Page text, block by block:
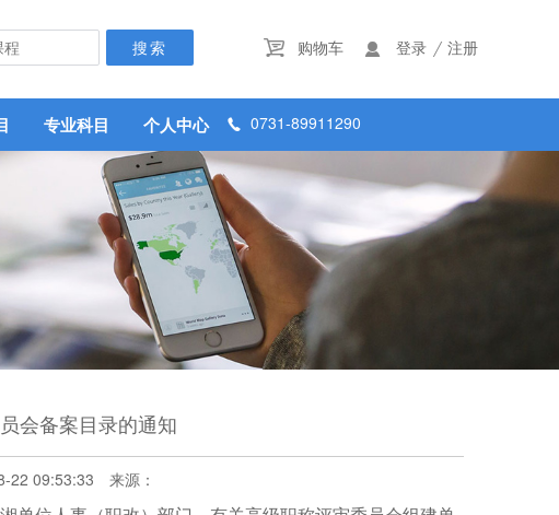
 购物车  登录 / 注册
专业科目 个人中心  0731-89911290
会备案目录的通知
22 09:53:33 来源：